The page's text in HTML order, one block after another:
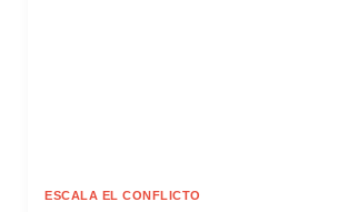
ESCALA EL CONFLICTO